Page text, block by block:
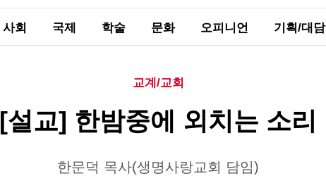
사회 국제 학술 문화 오피니언 기획/대담
교계/교회
[설교] 한밤중에 외치는 소리
한문덕 목사(생명사랑교회 담임)